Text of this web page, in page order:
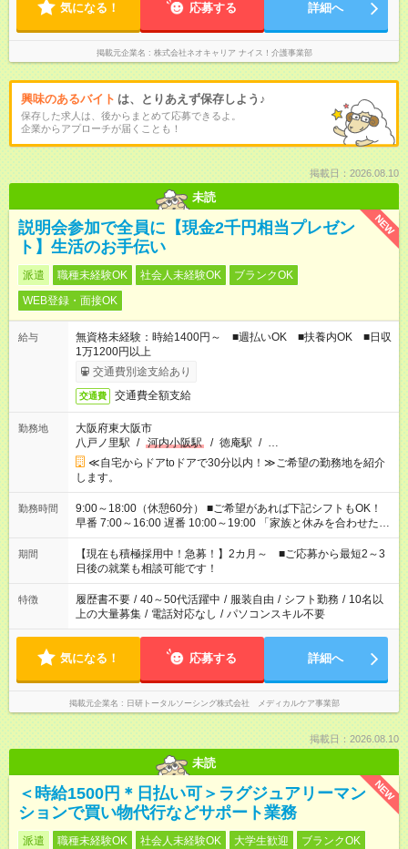
気になる！ 応募する 詳細へ
掲載元企業名 株式会社ネオキャリア ナイス！介護事業部
興味のあるバイト は、とりあえず保存しよう♪
保存した求人は、後からまとめて応募できるよ。
企業からアプローチが届くことも！
掲載日：2026.08.10
未読
NEW
説明会参加で全員に【現金2千円相当プレゼン
ト】生活のお手伝い
派遣 職種未経験OK 社会人未経験OK
ブランクOK
WEB登録・面接OK
給与
無資格未経験：時給1400円～ ■週払いOK ■扶養内OK ■日収
1万1200円以上
交通費別途支給あり
交通費 交通費全額支給
勤務地
大阪府東大阪市
八戸ノ里駅 / 河内小阪駅 / 徳庵駅 / …
≪自宅からドアtoドアで30分以内！≫ご希望の勤務地を紹介
します。
勤務時間
9:00～18:00（休憩60分） ■ご希望があれば下記シフトもOK！
早番 7:00～16:00 遅番 10:00～19:00 「家族と休みを合わせた
い」 「余裕を持って夕飯の準備がしたい」 「できれば残業はし
たくない」 など、ご希望を教えてくださいね。 ※Wワーク希望
の方へ 今ご覧のお仕事で希望する勤務時間と、もう1つのお仕事
の勤務時間。 合計で週40時間を超える場合は応募できません。
期間
【現在も積極採用中！急募！】2カ月～ ■ご応募から最短2～3
日後の就業も相談可能です！
特徴 履歴書不要 / 40～50代活躍中 / 服装自由 / シフト勤務 / 10名以
上の大量募集 / 電話対応なし / パソコンスキル不要
気になる！ 応募する 詳細へ
掲載元企業名 日研トータルソーシング株式会社 メディカルケア事業部
掲載日：2026.08.10
未読
NEW
＜時給1500円＊日払い可＞ラグジュアリーマン
ションで買い物代行などサポート業務
派遣 職種未経験OK 社会人未経験OK 大学生歓迎
ブランクOK